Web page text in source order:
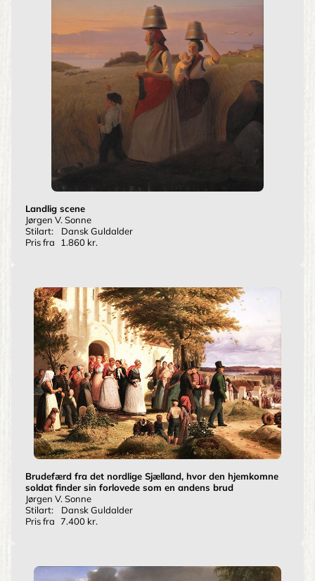
Landlig scene
Jørgen V. Sonne
Stilart:
Dansk Guldalder
Pris fra
1.860 kr.
Brudefærd fra det nordlige Sjælland, hvor den hjemkomne
soldat finder sin forlovede som en andens brud
Jørgen V. Sonne
Stilart:
Dansk Guldalder
Pris fra 7.400 kr.